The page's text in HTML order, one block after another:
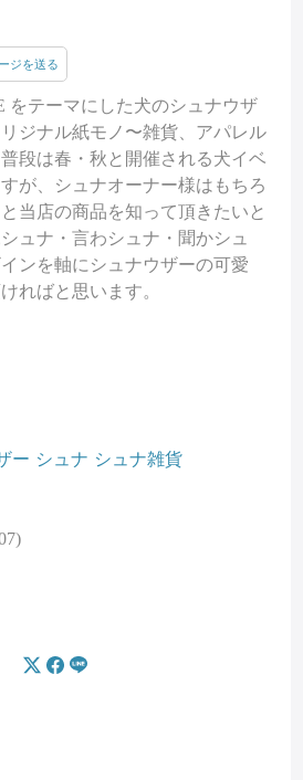
ジを送る
をテーマにした犬のシュナウザ
ジナル紙モノ〜雑貨、アパレル
段は春・秋と開催される犬イベ
が、シュナオーナー様はもちろ
当店の商品を知って頂きたいと
ュナ・言わシュナ・聞かシュ
ンを軸にシュナウザーの可愛
ればと思います。
ー シュナ シュナ雑貨